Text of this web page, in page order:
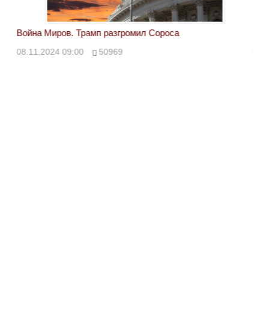
Война Миров. Трамп разгромил Сороса
08.11.2024 09:00 50969